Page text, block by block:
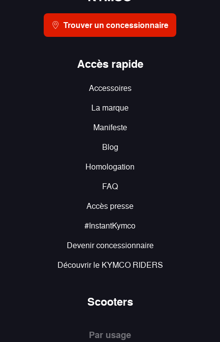
Trouver un concessionnaire
Accès rapide
Accessoires
La marque
Manifeste
Blog
Homologation
FAQ
Accès presse
#InstantKymco
Devenir concessionnaire
Découvrir le KYMCO RIDERS
Scooters
Par usage